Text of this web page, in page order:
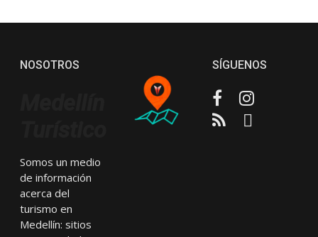
NOSOTROS
Somos un medio
de información
acerca del
turismo en
Medellín: sitios
SÍGUENOS
FacebookInstagram